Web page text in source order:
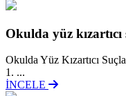
Okulda yüz
Okulda Yüz Kızartıcı
1. ...
İNCELE